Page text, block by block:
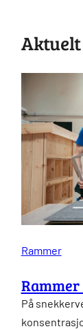
Aktuelt
Rammer
På